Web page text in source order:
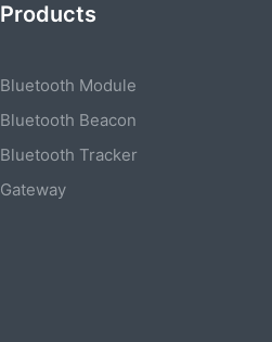
Products
Bluetooth Module
Bluetooth Beacon
Bluetooth Tracker
Gateway